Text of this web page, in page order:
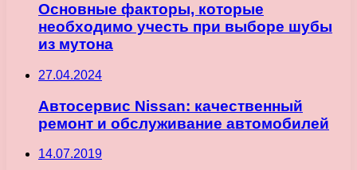
Основные факторы, которые
необходимо учесть при выборе шубы
из мутона
27.04.2024
Автосервис Nissan: качественный
ремонт и обслуживание автомобилей
14.07.2019